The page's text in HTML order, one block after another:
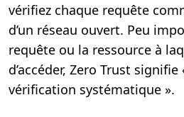
vérifiez chaque requête
d’un réseau ouvert. Peu
requête ou la ressource à
d’accéder, Zero Trust
vérification systématique ».